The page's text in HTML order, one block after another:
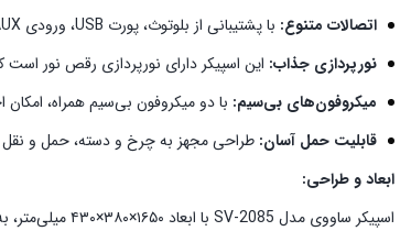
اتصالات متنوع: با پشتیبانی از بلوتوث، پورت USB، ورودی AUX و درگاه کارت حافظه، امکان پخش موسیقی از منابع مختلف برای کاربران فراهم است.
نورپردازی جذاب: این اسپیکر دارای نورپردازی رقص نور
میکروفون‌های بی‌سیم: با دو میکروفون بی‌سیم همراه،
قابلیت حمل آسان: طراحی مجهز به چرخ و دسته، حمل و نقل
ابعاد و طراحی:
اسپیکر ساووی مدل SV-2085 با ابعاد ۱۶۵۰×۳۸۰×۴۳۰ میلی‌متر، به‌گونه‌ای طراحی شده که در عین ارائه صدای قدرتمند، فضای زیادی را اشغال نکند و به‌راحتی در محیط‌های مختلف جای گیرد.